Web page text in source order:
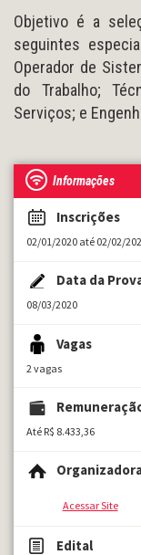
Objetivo é a
seguintes
Operador de
do Trabalho;
Serviços; e
Informações
Inscrições
02/01/2020 até 02/02/
Data da
08/03/2020
Vagas
2 vagas
Até R$ 8.433,36
Acessar Site
Edital